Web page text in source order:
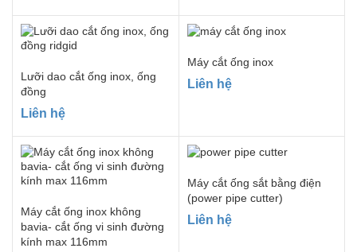
Lưỡi dao cắt ống inox, ống
đồng
Liên hệ
Máy cắt ống inox
Liên hệ
Máy cắt ống inox không
bavia- cắt ống vi sinh đường
kính max 116mm
Máy cắt ống sắt bằng điện
(power pipe cutter)
Liên hệ